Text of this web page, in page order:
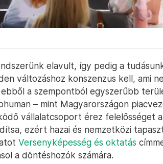
elavult, így pedig a
változáshoz konszenzus kell, ami
a szempontból egyszerűbb
– mint Magyarországon
vállalatcsoport érez felelősséget
ezért hazai és nemzetközi
Versenyképesség és oktatás
a döntéshozók számára.